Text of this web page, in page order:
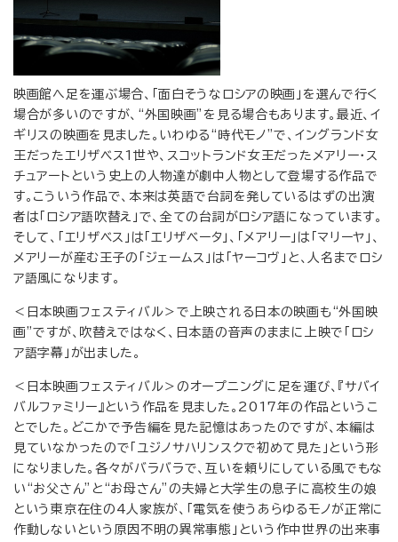
映画館へ足を運ぶ場合、「面白そうなロシアの映画」を選んで行く
場合が多いのですが、“外国映画”を見る場合もあります。最近、イ
ギリスの映画を見ました。いわゆる“時代モノ”で、イングランド女
王だったエリザベス1世や、スコットランド女王だったメアリー・ス
チュアートという史上の人物達が劇中人物として登場する作品で
す。こういう作品で、本来は英語で台詞を発しているはずの出演
者は「ロシア語吹替え」で、全ての台詞がロシア語になっています。
そして、「エリザベス」は「エリザベータ」、「メアリー」は「マリーヤ」、
メアリーが産む王子の「ジェームス」は「ヤーコヴ」と、人名までロシ
ア語風になります。
＜日本映画フェスティバル＞で上映される日本の映画も“外国映
画”ですが、吹替えではなく、日本語の音声のままに上映で「ロシ
ア語字幕」が出ました。
＜日本映画フェスティバル＞のオープニングに足を運び、『サバイ
バルファミリー』という作品を見ました。2017年の作品というこ
とでした。どこかで予告編を見た記憶はあったのですが、本編は
見ていなかったので「ユジノサハリンスクで初めて見た」という形
になりました。各々がバラバラで、互いを頼りにしている風でもな
い“お父さん”と“お母さん”の夫婦と大学生の息子に高校生の娘
という東京在住の4人家族が、「電気を使うあらゆるモノが正常に
作動しないという原因不明の異常事態」という作中世界の出来事